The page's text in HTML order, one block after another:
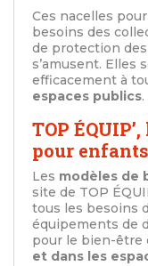
Ces nacelles
besoins des
de protection
s’amusent. Elles
efficacement à
espaces publics.
TOP
pour
Les modèles de
site de TOP
tous les besoins
équipements de
pour le bien-être
et dans les